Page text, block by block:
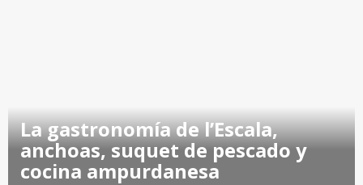
La gastronomía de l’Escala,
anchoas, suquet de pescado y
cocina ampurdanesa